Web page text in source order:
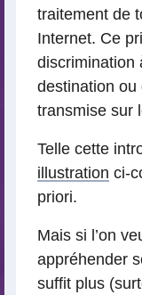
traitement de
Internet. Ce
discrimination
destination ou
transmise sur
Telle cette
illustration ci-
priori.
Mais si l’on
appréhender
suffit plus